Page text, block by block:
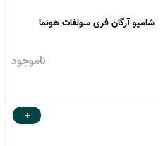
شامپو آرگان فری سولفات هونما
ناموجود